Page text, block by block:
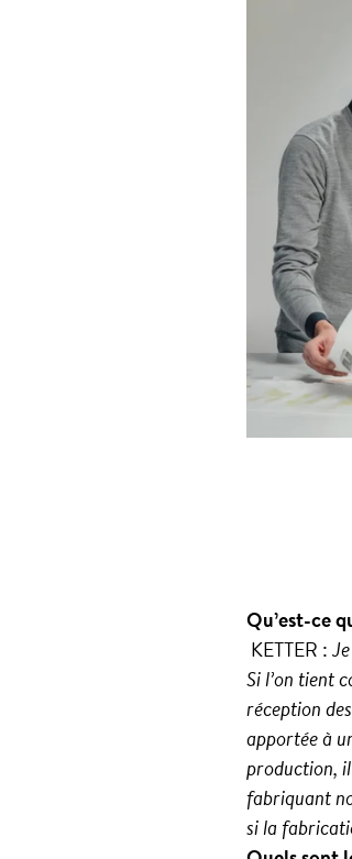
Qu’est-ce
KETTER :
Si l’on tient
réception
apportée à
production,
fabriquant
si la